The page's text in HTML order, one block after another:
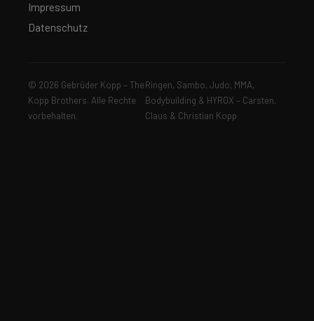
Impressum
Datenschutz
© 2026 Gebrüder Kopp – The
Kopp Brothers. Alle Rechte
vorbehalten.
Ringen, Sambo, Judo, MMA,
Bodybuilding & HYROX – Carsten,
Claus & Christian Kopp